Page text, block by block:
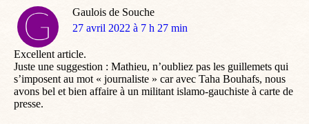
Gaulois de Souche
dit
27 avril 2022 à 7 h 27 min
Excellent article.
Juste une suggestion : Mathieu, n’oubliez pas les guillemets qui
s’imposent au mot « journaliste » car avec Taha Bouhafs, nous
avons bel et bien affaire à un militant islamo-gauchiste à carte de
presse.